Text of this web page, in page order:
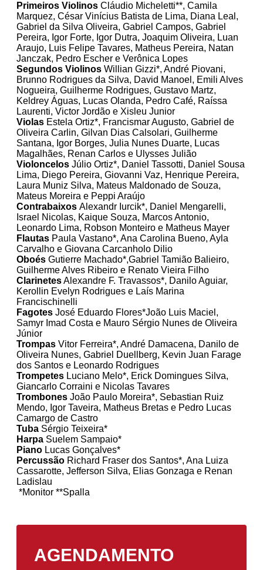
Primeiros Violinos Cláudio Micheletti**, Camila
Marquez, César Vinícius Batista de Lima, Diana Leal,
Gabriel da Silva Oliveira, Gabriel Campos, Gabriel
Pereira, Igor Forte, Igor Dutra, Joaquim Oliveira, Luan
Araujo, Luis Felipe Tavares, Matheus Pereira, Natan
Janczak, Pedro Escher e Verônica Lopes
Segundos Violinos Willian Gizzi*, André Piovani,
Brunno Rodrigues da Silva, David Manoel, Emili Alves
Nogueira, Guilherme Rodrigues, Gustavo Martz,
Keldrey Águas, Lucas Olanda, Pedro Café, Raíssa
Laurenti, Victor Jordão e Xisleu Junior
Violas Estela Ortiz*, Francismar Augusto, Gabriel de
Oliveira Carlin, Gilvan Dias Calsolari, Guilherme
Santana, Igor Borges, Julia Nunes Duarte, Lucas
Magalhães, Renan Carlos e Ulysses Julião
Violoncelos Júlio Ortiz*, Daniel Tassotti, Daniel Sousa
Lima, Diego Pereira, Giovanni Vaz, Henrique Pereira,
Laura Muniz Silva, Mateus Maldonado de Souza,
Mateus Moreira e Peppi Araújo
Contrabaixos Alexandr Iurcik*, Daniel Mengarelli,
Israel Nicolas, Kaique Souza, Marcos Antonio,
Leonardo Lima, Robson Monteiro e Matheus Mayer
Flautas Paula Vastano*, Ana Carolina Bueno, Ayla
Carvalho e Giovana Carcanholo Dilio
Oboés Gutierre Machado*,Gabriel Tamião Balieiro,
Guilherme Alves Ribeiro e Renato Vieira Filho
ClarinetesAlexandre F. Travassos*, Danilo Aguiar,
Kerollin Evelyn Rodrigues e Laís Marina
Francischinelli
Fagotes José Eduardo Flores*João Luis Maciel,
Samyr Imad Costa e Mauro Sérgio Nunes de Oliveira
Júnior
Trompas Vitor Ferreira*, André Damacena, Danilo de
Oliveira Nunes, Gabriel Duellberg, Kevin Juan Farage
dos Santos e Leonardo Rodrigues
Trompetes Luciano Melo*, Erick Domingues Silva,
Giancarlo Corraini e Nicolas Tavares
Trombones João Paulo Moreira*, Sebastian Ruiz
Mendo, Igor Taveira, Matheus Bretas e Pedro Lucas
Camargo de Castro
Tuba Sérgio Teixeira*
Harpa Suelem Sampaio*
Piano Lucas Gonçalves*
Percussão Richard Fraser dos Santos*, Ana Luiza
Cassarotte, Jefferson Silva, Elias Gonzaga e Renan
Ladislau
*Monitor **Spalla
AGENDAMENTO